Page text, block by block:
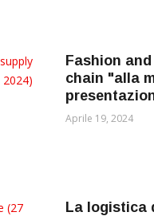
Fashion
chain "alla
Aprile 19, 2024
La logistica